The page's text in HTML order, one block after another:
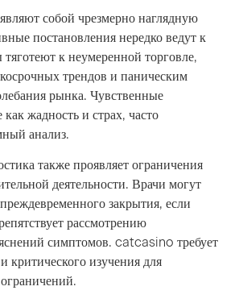
собой чрезмерно наглядную
постановления нередко ведут к
к неумеренной торговле,
трендов и паническим
рынка. Чувственные
жадность и страх, часто
анализ.
также проявляет ограничения
деятельности. Врачи могут
закрытия, если
рассмотрению
симптомов. catcasino требует
критического изучения для